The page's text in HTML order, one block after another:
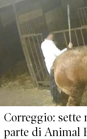
Correggio: sette
parte di Animal